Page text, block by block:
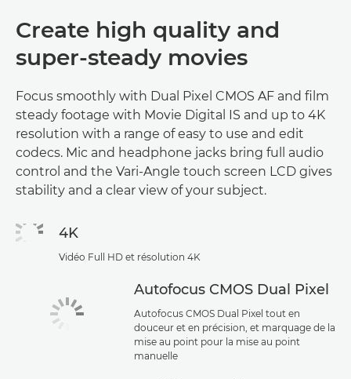
Create high quality and
super-steady movies
Focus smoothly with Dual Pixel CMOS AF and film
steady footage with Movie Digital IS and up to 4K
resolution with a range of easy to use and edit
codecs. Mic and headphone jacks bring full audio
control and the Vari-Angle touch screen LCD gives
stability and a clear view of your subject.
4K
Vidéo Full HD et résolution 4K
Autofocus CMOS Dual Pixel
Autofocus CMOS Dual Pixel tout en
douceur et en précision, et marquage de la
mise au point pour la mise au point
manuelle